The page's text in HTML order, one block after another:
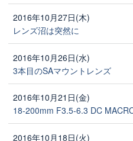
2016年10月27日(木)
レンズ沼は突然に
2016年10月26日(水)
3本目のSAマウントレンズ
2016年10月21日(金)
18-200mm F3.5-6.3 DC
2016年10月18日(火)